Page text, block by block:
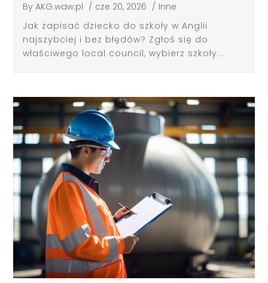
ByAKG.waw.pl / cze 20, 2026 / Inne
Jak zapisać dziecko do szkoły w Anglii
najszybciej i bez błędów? Zgłoś się do
właściwego local council, wybierz szkoły...